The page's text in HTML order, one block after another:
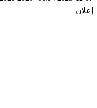
إعلان